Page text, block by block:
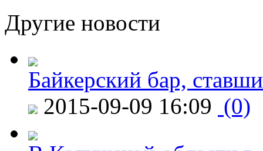
Другие новости
Байкерский бар,
2015-09-09 16:09 (0)